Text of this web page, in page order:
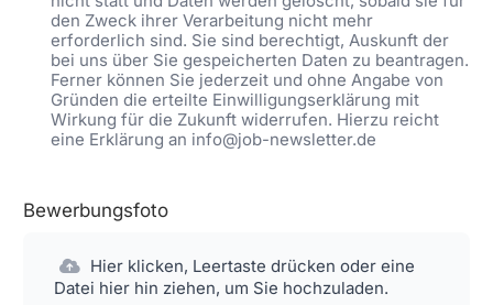
den Zweck ihrer Verarbeitung nicht mehr
erforderlich sind. Sie sind berechtigt, Auskunft der
bei uns über Sie gespeicherten Daten zu beantragen.
Ferner können Sie jederzeit und ohne Angabe von
Gründen die erteilte Einwilligungserklärung mit
Wirkung für die Zukunft widerrufen. Hierzu reicht
eine Erklärung an info@job-newsletter.de
Bewerbungsfoto
Hier klicken, Leertaste drücken oder eine
Datei hier hin ziehen, um Sie hochzuladen.